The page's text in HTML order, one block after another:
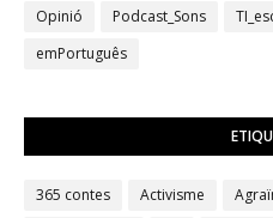
Opinió
Podcast_Sons
emPortuguês
365 contes Activisme